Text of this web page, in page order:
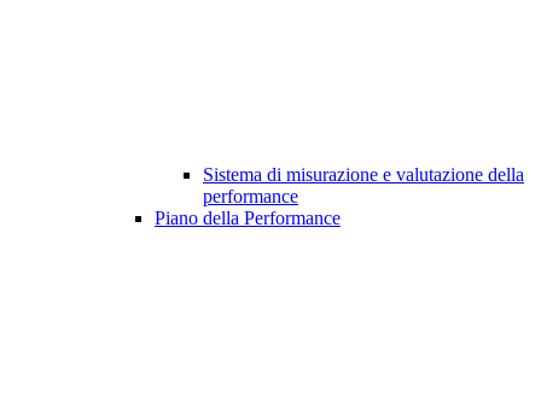
Sistema di misurazione e valutazione della
performance
Piano della Performance